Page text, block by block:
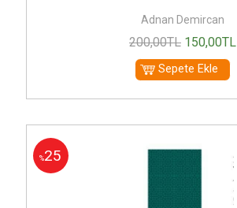
Adnan Demircan
200,00TL 150,00TL
Sepete Ekle
%25